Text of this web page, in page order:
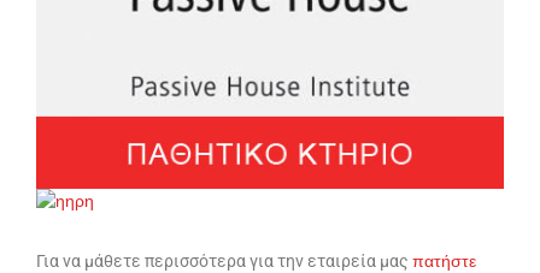
Για να μάθετε περισσότερα για την εταιρεία μας πατήστε